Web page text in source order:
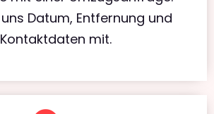
uns Datum, Entfernung und
Kontaktdaten mit.